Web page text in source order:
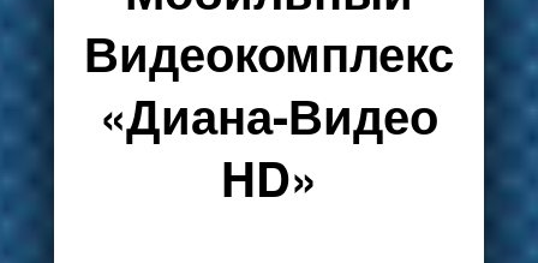
Видеокомплекс
«Диана-Видео
HD»